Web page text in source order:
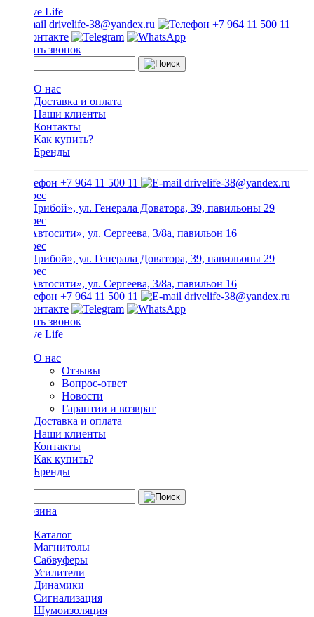
drivelife-38@yandex.ru +7 964 11 500 11
Заказать звонок
О нас
Доставка и оплата
Наши клиенты
Контакты
Как купить?
Бренды
+7 964 11 500 11 drivelife-38@yandex.ru
ТЦ «Прибой», ул. Генерала Доватора, 39, павильоны 29
ТЦ «Автосити», ул. Сергеева, 3/8а, павильон 16
ТЦ «Прибой», ул. Генерала Доватора, 39, павильоны 29
ТЦ «Автосити», ул. Сергеева, 3/8а, павильон 16
+7 964 11 500 11
drivelife-38@yandex.ru
Заказать звонок
О нас
Отзывы
Вопрос-ответ
Новости
Гарантии и возврат
Доставка и оплата
Наши клиенты
Контакты
Как купить?
Бренды
Каталог
Магнитолы
Сабвуферы
Усилители
Динамики
Сигнализация
Шумоизоляция